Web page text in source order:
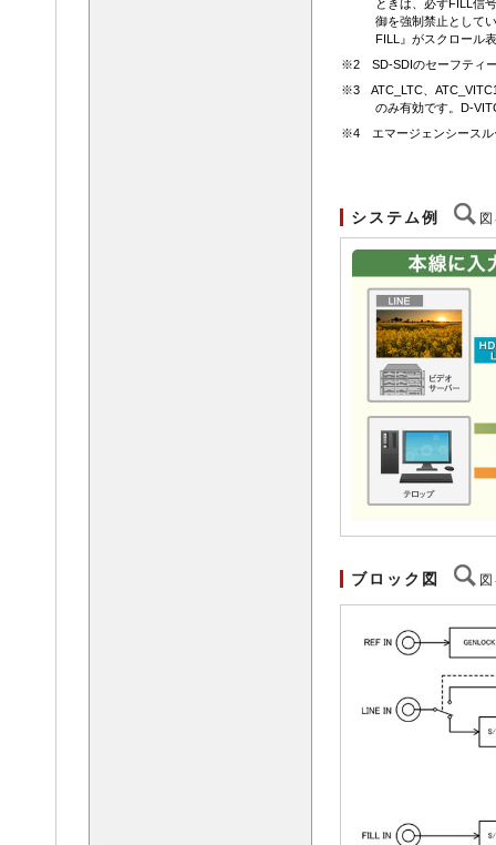
ときは、必ずFILL信
御を強制禁止として
FILL』がスクロール
※2 SD-SDIのセーフティー
※3 ATC_LTC、
のみ有効です。D-
※4 エマージェンシースル
システム例
ブロック図